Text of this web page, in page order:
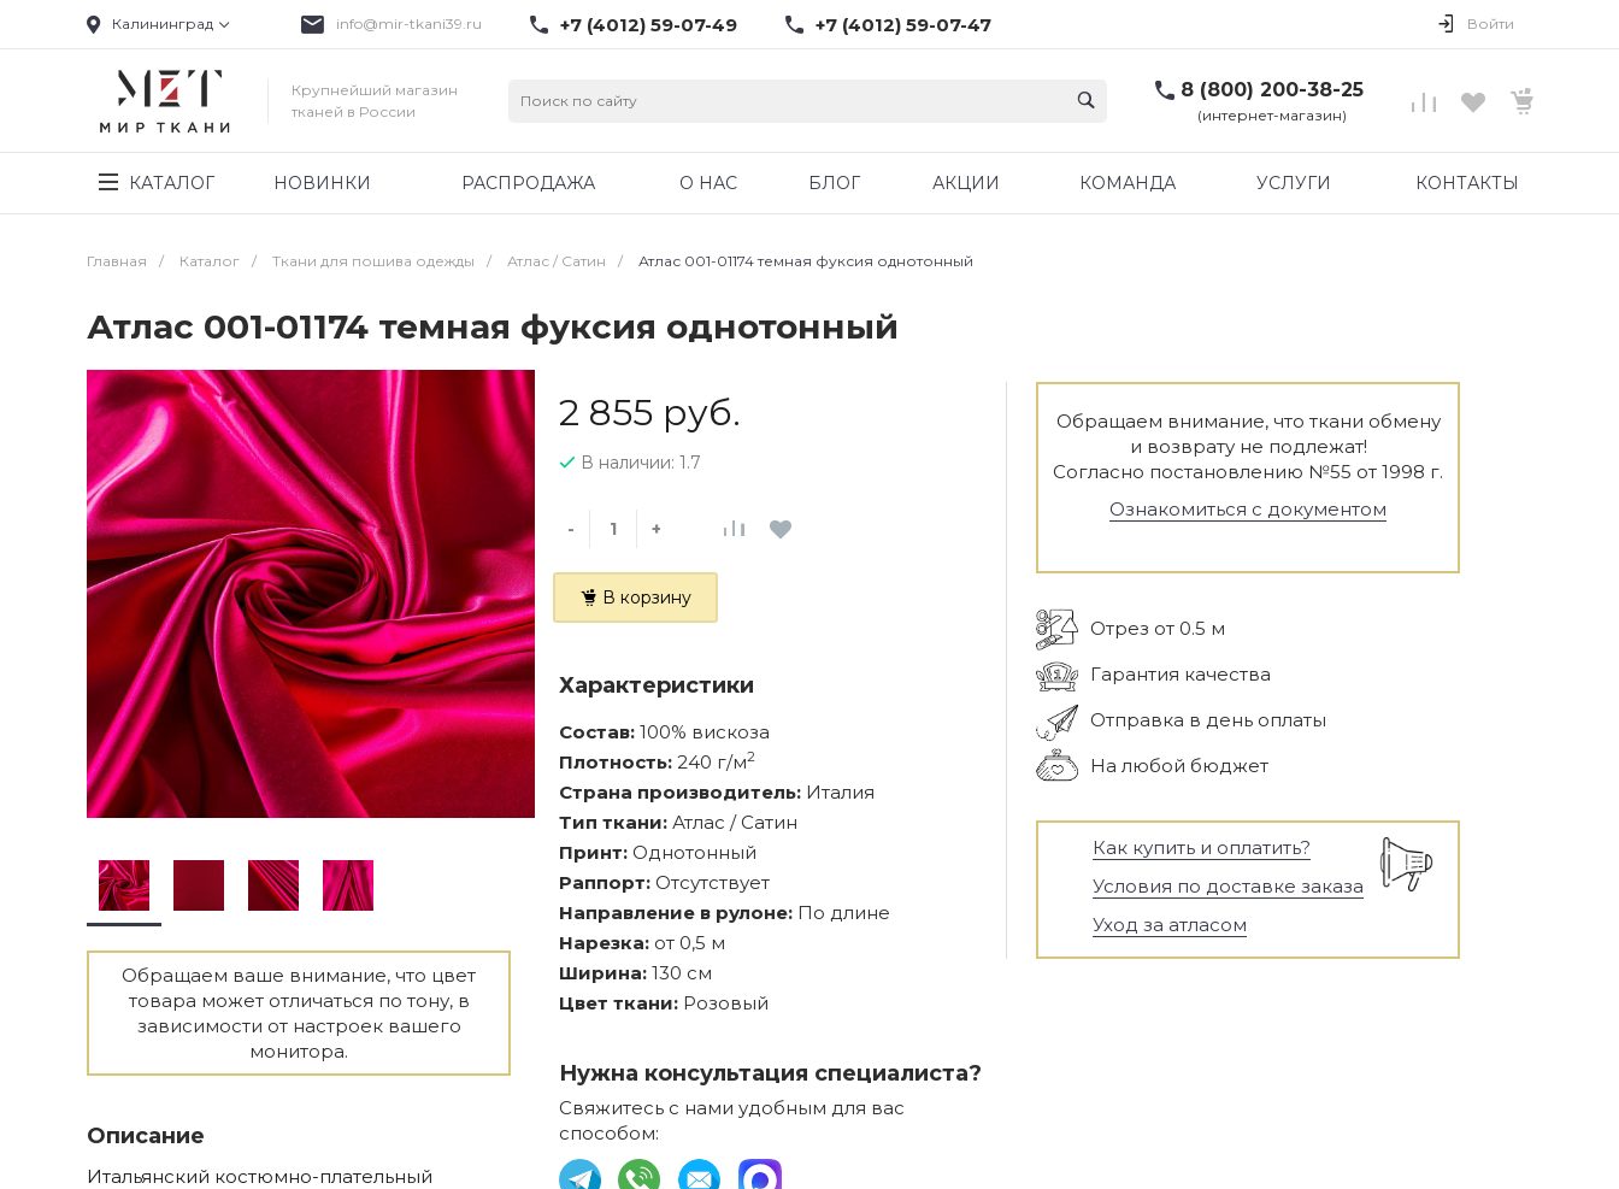
Калининград info@mir-tkani39.ru +7 (4012) 59-07-49 +7 (4012) 59-07-47 Войти
Крупнейший магазин
тканей в России
8 (800) 200-38-25
(интернет-магазин)
КАТАЛОГ НОВИНКИ РАСПРОДАЖА О НАС БЛОГ АКЦИИ КОМАНДА УСЛУГИ КОНТАКТЫ
Главная / Каталог / Ткани для пошива одежды / Атлас / Cатин / Атлас 001-01174 темная фуксия однотонный
Атлас 001-01174 темная фуксия однотонный
Обращаем ваше внимание, что цвет
товара может отличаться по тону, в
зависимости от настроек вашего
монитора.
Описание
Итальянский костюмно-плательный
2 855 руб.
В наличии: 1.7
- +
В корзину
Характеристики
Состав: 100% вискоза
Плотность: 240 г/м2
Страна производитель: Италия
Тип ткани: Атлас / Сатин
Принт: Однотонный
Раппорт: Отсутствует
Направление в рулоне: По длине
Нарезка: от 0,5 м
Ширина: 130 см
Цвет ткани: Розовый
Нужна консультация специалиста?
Свяжитесь с нами удобным для вас
способом:
Обращаем внимание, что ткани обмену
и возврату не подлежат!
Согласно постановлению №55 от 1998 г.
Ознакомиться с документом
Отрез от 0.5 м
Гарантия качества
Отправка в день оплаты
На любой бюджет
Как купить и оплатить?
Условия по доставке заказа
Уход за атласом